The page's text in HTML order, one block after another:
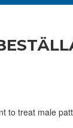
treat male